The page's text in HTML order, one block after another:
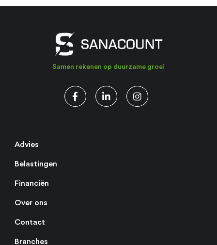
Samen rekenen op duurzame groei
Advies
Belastingen
Financiën
Over ons
Contact
Branches